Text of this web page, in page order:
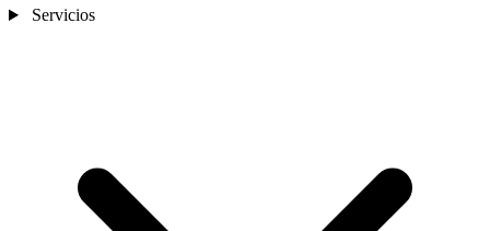
Servicios